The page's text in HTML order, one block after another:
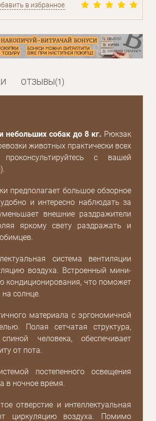
в избранное
ОТЗЫВЫ(1)
небольших собак до 8 кг. Рюкзак
животных практически всех
с вашей
предполагает большое обзорное
и интересно наблюдать за
внешние раздражители
яркому свету раздражать и
система вентиляции
воздуха. Встроенный мини-
кондиционирования, что поможет
солнце.
материала с эргономичной
Полая сетчатая структура,
человека, обеспечивает
от пота.
постепенного освещения
в ночное время.
отверстие и интеллектуальная
циркуляцию воздуха. Помимо